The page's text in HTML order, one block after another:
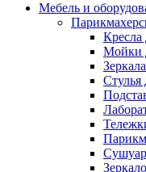
Мебель и
Кресла
Мойки
Стулья